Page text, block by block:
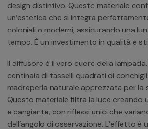
design distintivo. Questo materiale
un’estetica che si integra
coloniali o moderni, assicurando una
tempo. È un investimento in qualità e
Il diffusore è il vero cuore della
centinaia di tasselli quadrati di
madreperla naturale apprezzata per la
Questo materiale filtra la luce creando
e cangiante, con riflessi unici che
dell’angolo di osservazione. L’effetto è